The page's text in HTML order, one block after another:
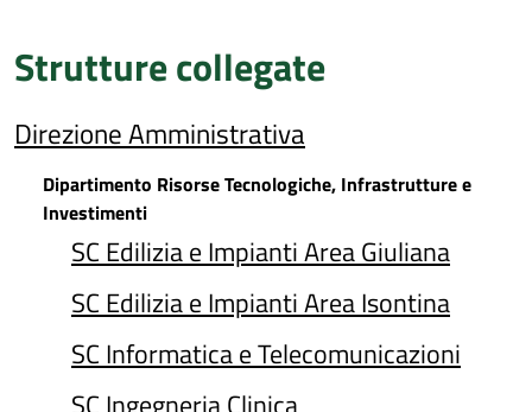
Strutture collegate
Direzione Amministrativa
Dipartimento Risorse Tecnologiche, Infrastrutture e
Investimenti
SC Edilizia e Impianti Area Giuliana
SC Edilizia e Impianti Area Isontina
SC Informatica e Telecomunicazioni